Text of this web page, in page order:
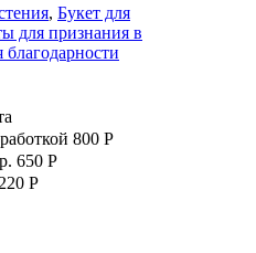
, Букет для
для признания в
800 Р
650 Р
220 Р